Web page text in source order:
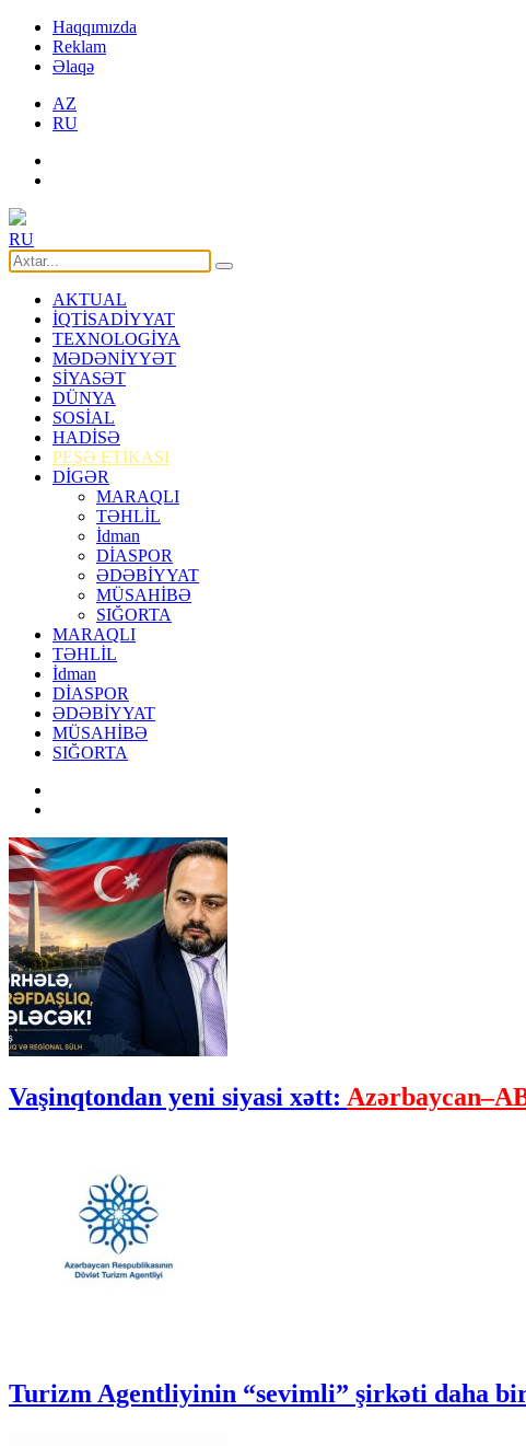
Haqqımızda
Reklam
Əlaqə
AZ
RU
RU
AKTUAL
İQTİSADİYYAT
TEXNOLOGİYA
MƏDƏNİYYƏT
SİYASƏT
DÜNYA
SOSİAL
HADİSƏ
PEŞƏ ETİKASI
DİGƏR
MARAQLI
TƏHLİL
İdman
DİASPOR
ƏDƏBİYYAT
MÜSAHİBƏ
SIĞORTA
MARAQLI
TƏHLİL
İdman
DİASPOR
ƏDƏBİYYAT
MÜSAHİBƏ
SIĞORTA
Vaşinqtondan yeni siyasi xətt:
Turizm Agentliyinin “sevimli” şirkəti daha